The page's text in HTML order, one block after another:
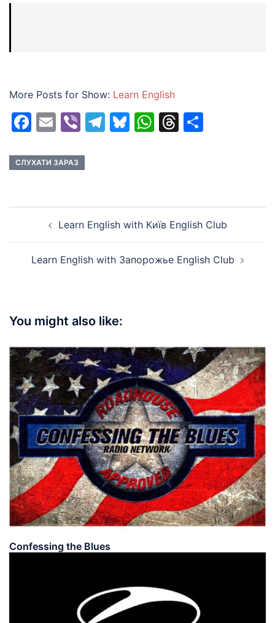
More Posts for Show: Learn English
Facebook
EmailViberTelegram
Bluesky
WhatsApp
Threads
СЛУХАТИ ЗАРАЗ
navigationLearn English with Київ English Club
Learn English with Запорожье English Club
You might also like:
Confessing the Blues